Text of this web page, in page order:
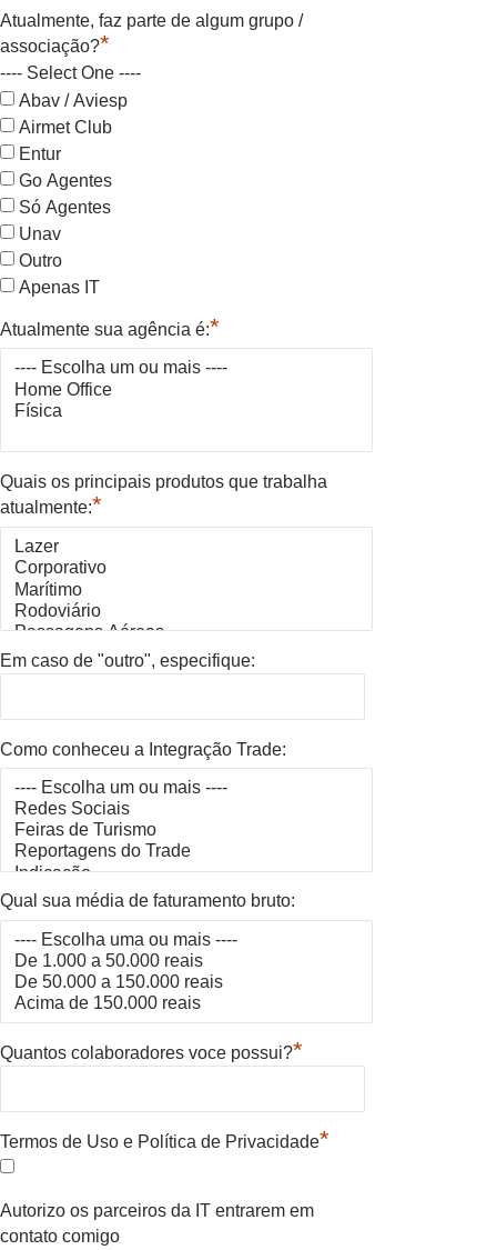
Atualmente, faz parte de algum grupo /
associação?*
---- Select One ----
Abav / Aviesp
Airmet Club
Entur
Go Agentes
Só Agentes
Unav
Outro
Apenas IT
Atualmente sua agência é:*
Quais os principais produtos que trabalha
atualmente:*
Em caso de "outro", especifique:
Como conheceu a Integração Trade:
Qual sua média de faturamento bruto:
Quantos colaboradores voce possui?*
Termos de Uso e Política de Privacidade*
Autorizo os parceiros da IT entrarem em
contato comigo